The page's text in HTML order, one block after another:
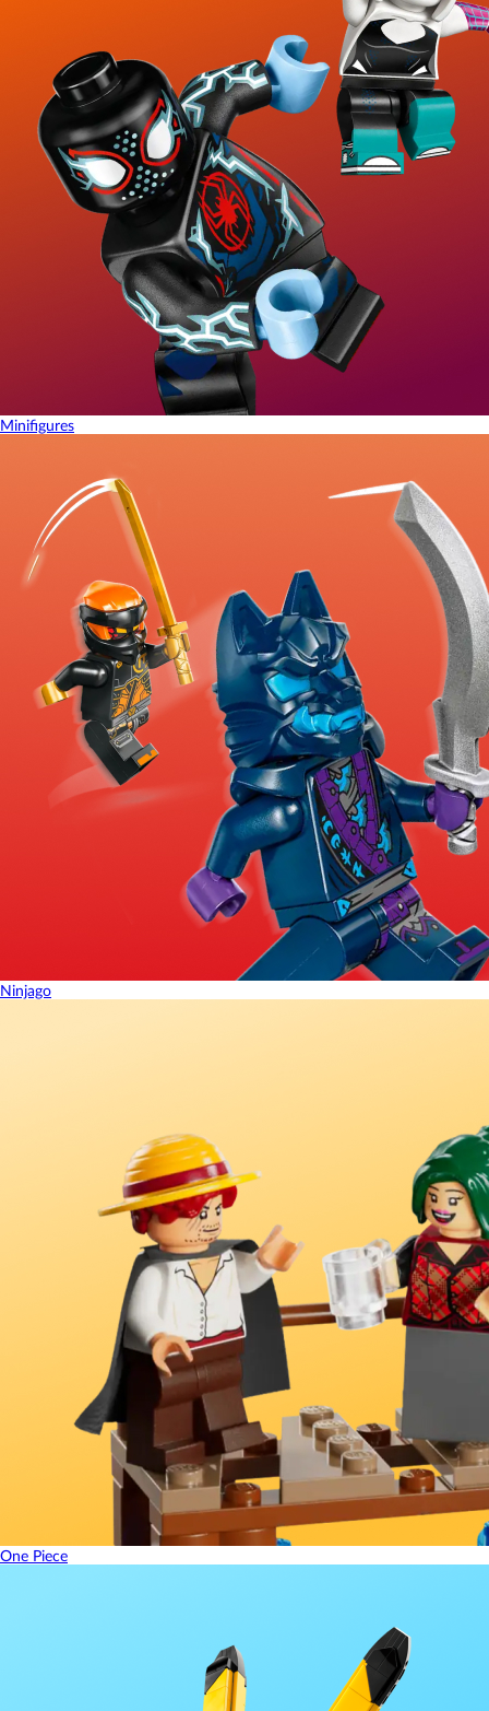
Minifigures
Ninjago
One Piece